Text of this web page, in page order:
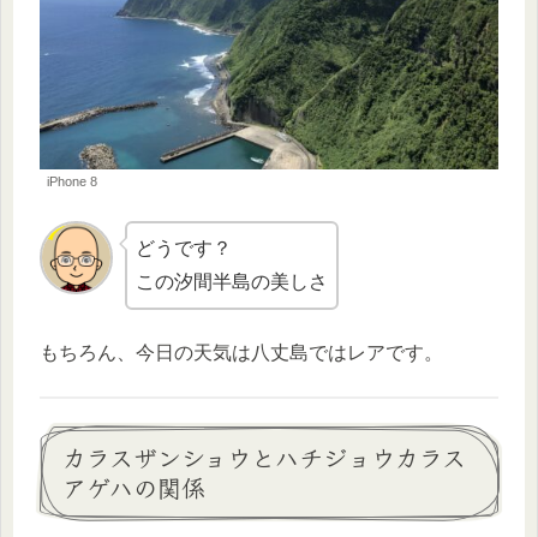
iPhone 8
どうです？
この汐間半島の美しさ
もちろん、今日の天気は八丈島ではレアです。
カラスザンショウとハチジョウカラス
アゲハの関係